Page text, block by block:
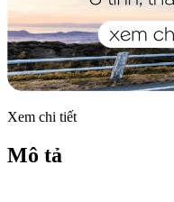
Xem chi tiết
Mô tả